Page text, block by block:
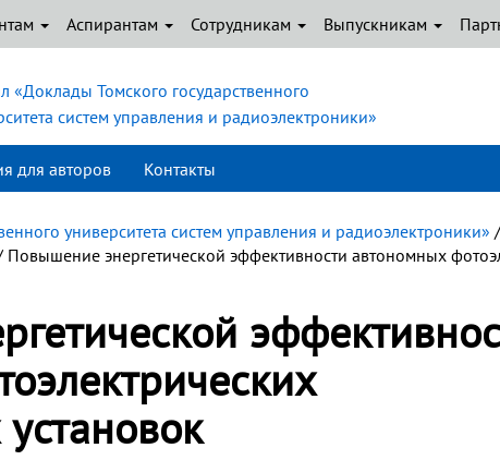
Аспирантам Сотрудникам Выпускникам
«Доклады Томского государственного
систем управления и радиоэлектроники»
для авторов Контакты
университета систем управления и радиоэлектроники» /
Повышение энергетической эффективности автономных